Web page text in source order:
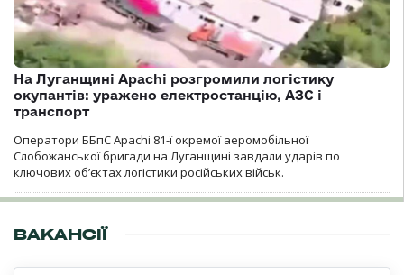
На Луганщині Apachi розгромили логістику
окупантів: уражено електростанцію, АЗС і
транспорт
Оператори ББпС Apachi 81-ї окремої аеромобільної
Слобожанської бригади на Луганщині завдали ударів по
ключових об’єктах логістики російських військ.
ВАКАНСІЇ